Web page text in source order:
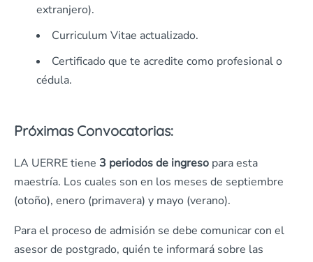
extranjero).
Curriculum Vitae actualizado.
Certificado que te acredite como profesional o
cédula.
Próximas Convocatorias:
LA UERRE tiene 3 periodos de ingreso para esta
maestría. Los cuales son en los meses de septiembre
(otoño), enero (primavera) y mayo (verano).
Para el proceso de admisión se debe comunicar con el
asesor de postgrado, quién te informará sobre las